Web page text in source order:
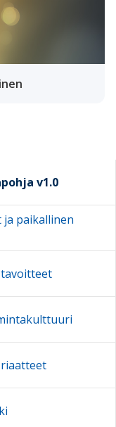
v1.0
paikallinen
tavoitteet